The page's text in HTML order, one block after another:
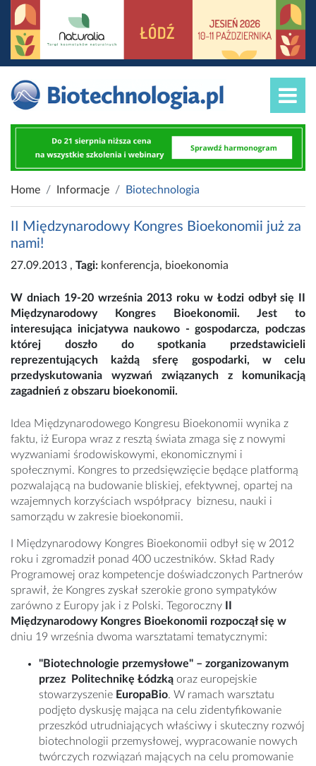
Home Informacje Biotechnologia
II Międzynarodowy Kongres Bioekonomii już za
nami!
27.09.2013 , Tagi: konferencja, bioekonomia
W dniach 19-20 września 2013 roku w Łodzi odbył się II
Międzynarodowy Kongres Bioekonomii. Jest to
interesująca inicjatywa naukowo - gospodarcza, podczas
której doszło do spotkania przedstawicieli
reprezentujących każdą sferę gospodarki, w celu
przedyskutowania wyzwań związanych z komunikacją
zagadnień z obszaru bioekonomii.
Idea Międzynarodowego Kongresu Bioekonomii wynika z
faktu, iż Europa wraz z resztą świata zmaga się z nowymi
wyzwaniami środowiskowymi, ekonomicznymi i
społecznymi. Kongres to przedsięwzięcie będące platformą
pozwalającą na budowanie bliskiej, efektywnej, opartej na
wzajemnych korzyściach współpracy biznesu, nauki i
samorządu w zakresie bioekonomii.
I Międzynarodowy Kongres Bioekonomii odbył się w 2012
roku i zgromadził ponad 400 uczestników. Skład Rady
Programowej oraz kompetencje doświadczonych Partnerów
sprawił, że Kongres zyskał szerokie grono sympatyków
zarówno z Europy jak i z Polski. Tegoroczny
Międzynarodowy Kongres Bioekonomii rozpoczął się w
dniu 19 września dwoma warsztatami tematycznymi:
"Biotechnologie przemysłowe" – zorganizowanym
przez Politechnikę Łódzką oraz europejskie
stowarzyszenie EuropaBio. W ramach warsztatu
podjęto dyskusję mająca na celu zidentyfikowanie
przeszkód utrudniających właściwy i skuteczny rozwój
biotechnologii przemysłowej, wypracowanie nowych
twórczych rozwiązań mających na celu promowanie